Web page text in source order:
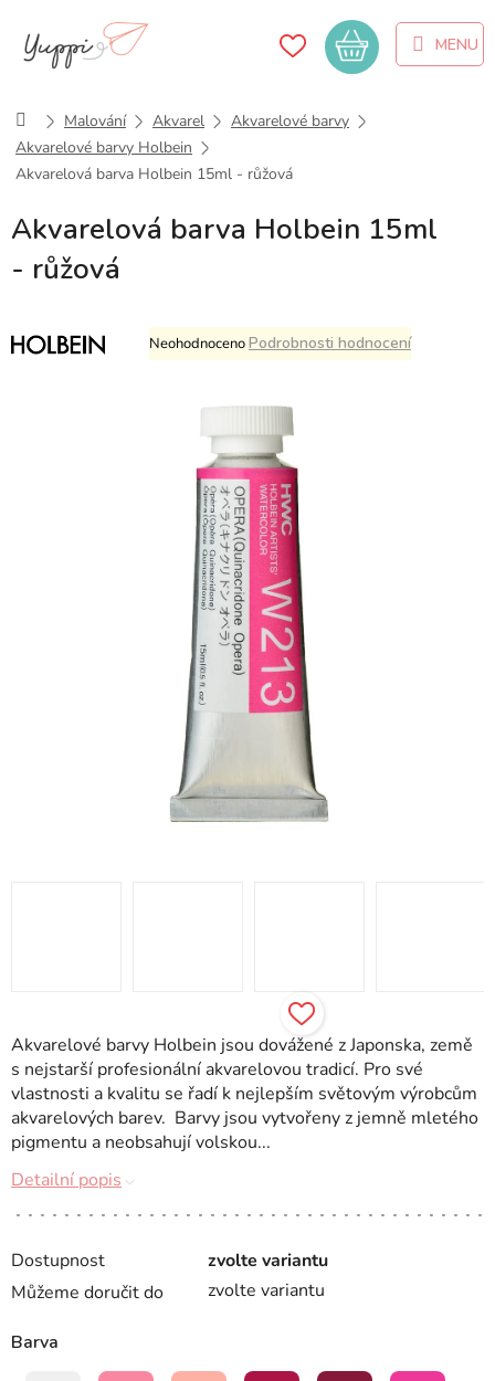
obsah
Nákupní
košík
DomůMalování Akvarel
Akvarelové barvy
Akvarelové barvy Holbein
Akvarelová barva Holbein 15ml - růžová
Akvarelová barva Holbein 15ml
- růžová
Průměrné
hodnocení
hvězdiček.
NeohodnocenoPodrobnosti hodnocení
Dostupnost
zvolte variantu
Můžeme doručit do
zvolte variantu
Barva
Akvarelové barvy Holbein jsou dovážené z Japonska, země
s nejstarší profesionální akvarelovou tradicí. Pro své
vlastnosti a kvalitu se řadí k nejlepším světovým výrobcům
akvarelových barev. Barvy jsou vytvořeny z jemně mletého
pigmentu a neobsahují volskou...
Detailní popis